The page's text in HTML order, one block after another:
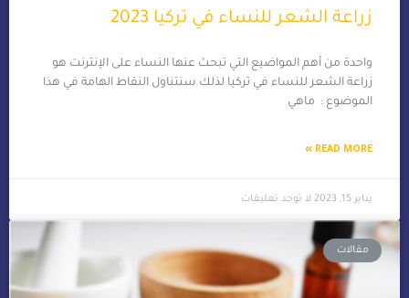
زراعة الشعر للنساء في تركيا 2023
واحدة من أهم المواضيع التي تبحث عنها النساء على الإنترنت هو
زراعة الشعر للنساء في تركيا لذلك سنتناول النقاط الهامة في هذا
الموضوع : ماهي
READ MORE »
يناير 15, 2023 لا توجد تعليقات
مقالات